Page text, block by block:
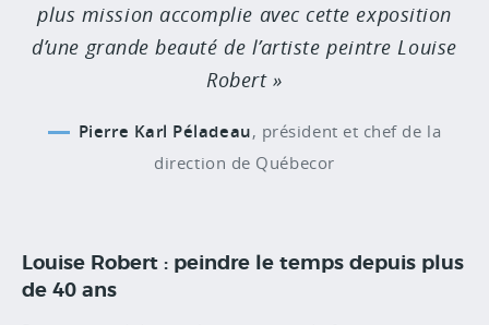
plus mission accomplie avec cette exposition
d’une grande beauté de l’artiste peintre Louise
Robert
Pierre Karl Péladeau, président et chef de la
direction de Québecor
Louise Robert : peindre le temps depuis plus
de 40 ans